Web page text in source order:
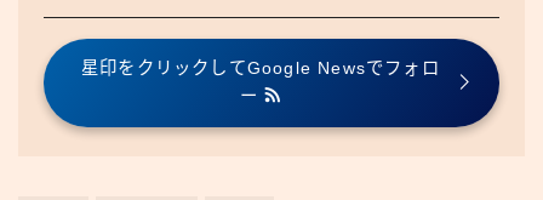
星印をクリックしてGoogle Newsでフォロ
ー